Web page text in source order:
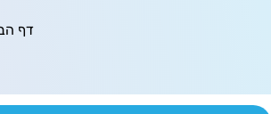
דף